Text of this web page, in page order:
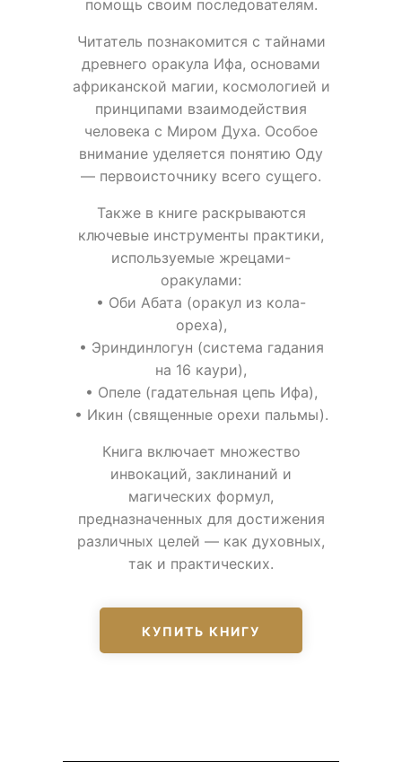
помощь своим последователям.
Читатель познакомится с тайнами
древнего оракула Ифа, основами
африканской магии, космологией и
принципами взаимодействия
человека с Миром Духа. Особое
внимание уделяется понятию Оду
— первоисточнику всего сущего.
Также в книге раскрываются
ключевые инструменты практики,
используемые жрецами-
оракулами:
• Оби Абата (оракул из кола-
ореха),
• Эриндинлогун (система гадания
на 16 каури),
• Опеле (гадательная цепь Ифа),
• Икин (священные орехи пальмы).
Книга включает множество
инвокаций, заклинаний и
магических формул,
предназначенных для достижения
различных целей — как духовных,
так и практических.
КУПИТЬ КНИГУ